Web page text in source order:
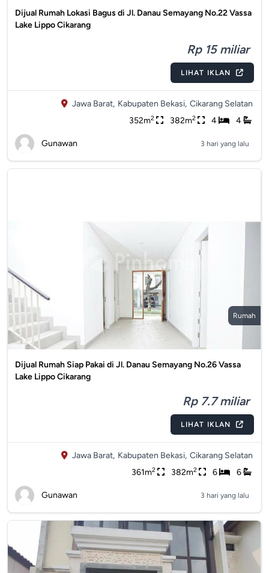
Dijual Rumah Lokasi Bagus di Jl. Danau Semayang No.22 Vassa
Lake Lippo Cikarang
Rp 15 miliar
LIHAT IKLAN
Jawa Barat, Kabupaten Bekasi, Cikarang Selatan
352m2 382m2 4 4
Gunawan 3 hari yang lalu
Rumah
Dijual Rumah Siap Pakai di Jl. Danau Semayang No.26 Vassa
Lake Lippo Cikarang
Rp 7.7 miliar
LIHAT IKLAN
Jawa Barat, Kabupaten Bekasi, Cikarang Selatan
361m2 382m2 6 6
Gunawan 3 hari yang lalu